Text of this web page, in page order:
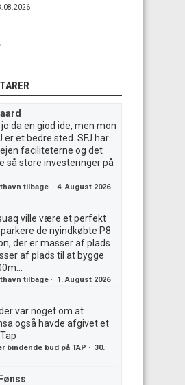
jo da en giod ide, men mon
er et bedre sted..SFJ har
faciliteterne og det
så store investeringer på
tilbage · 4. August 2026
ville være et perfekt
de nyindkøbte P8
der er masser af plads
af plads til at bygge
tilbage · 1. August 2026
var noget om at
også havde afgivet et
bindende bud på TAP · 30.